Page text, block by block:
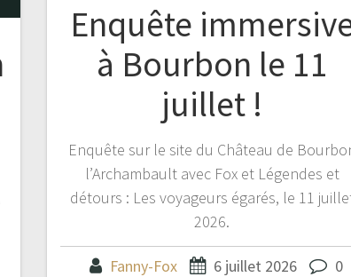
Enquête
à Bourbon le 11
juillet !
Enquête sur le site du Château de
l’Archambault avec Fox et Légendes et
détours : Les voyageurs égarés, le 11
2026.
Fanny-Fox 6 juillet 2026 0